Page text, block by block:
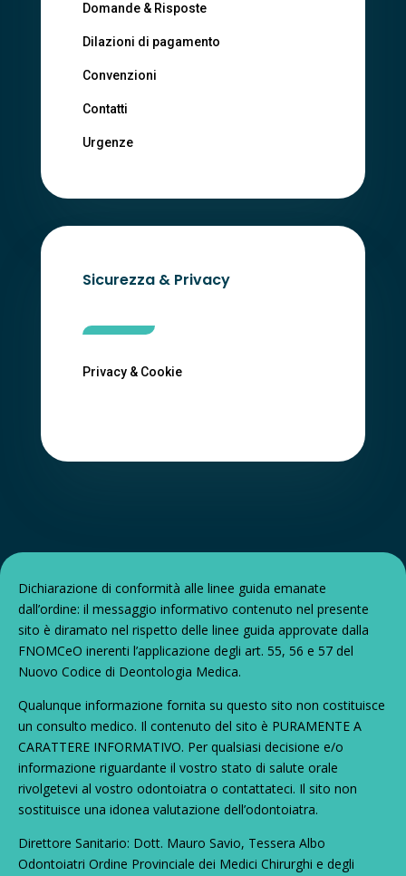
Domande & Risposte
Dilazioni di pagamento
Convenzioni
Contatti
Urgenze
Sicurezza & Privacy
Privacy & Cookie
Dichiarazione di conformità alle linee guida emanate
dall’ordine: il messaggio informativo contenuto nel presente
sito è diramato nel rispetto delle linee guida approvate dalla
FNOMCeO inerenti l’applicazione degli art. 55, 56 e 57 del
Nuovo Codice di Deontologia Medica.
Qualunque informazione fornita su questo sito non costituisce
un consulto medico. Il contenuto del sito è PURAMENTE A
CARATTERE INFORMATIVO. Per qualsiasi decisione e/o
informazione riguardante il vostro stato di salute orale
rivolgetevi al vostro odontoiatra o contattateci. Il sito non
sostituisce una idonea valutazione dell’odontoiatra.
Direttore Sanitario: Dott. Mauro Savio, Tessera Albo
Odontoiatri Ordine Provinciale dei Medici Chirurghi e degli